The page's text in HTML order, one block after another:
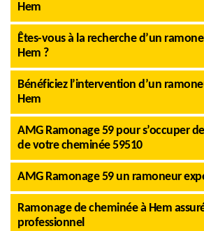
Hem
Êtes-vous à la recherche d’un
Hem ?
Bénéficiez l’intervention d’un
Hem
AMG Ramonage 59 pour s’occuper
de votre cheminée 59510
AMG Ramonage 59 un ramoneur
Ramonage de cheminée à Hem
professionnel